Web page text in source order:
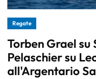
Regate
Torben Grael su
Pelaschier su
all'Argentario